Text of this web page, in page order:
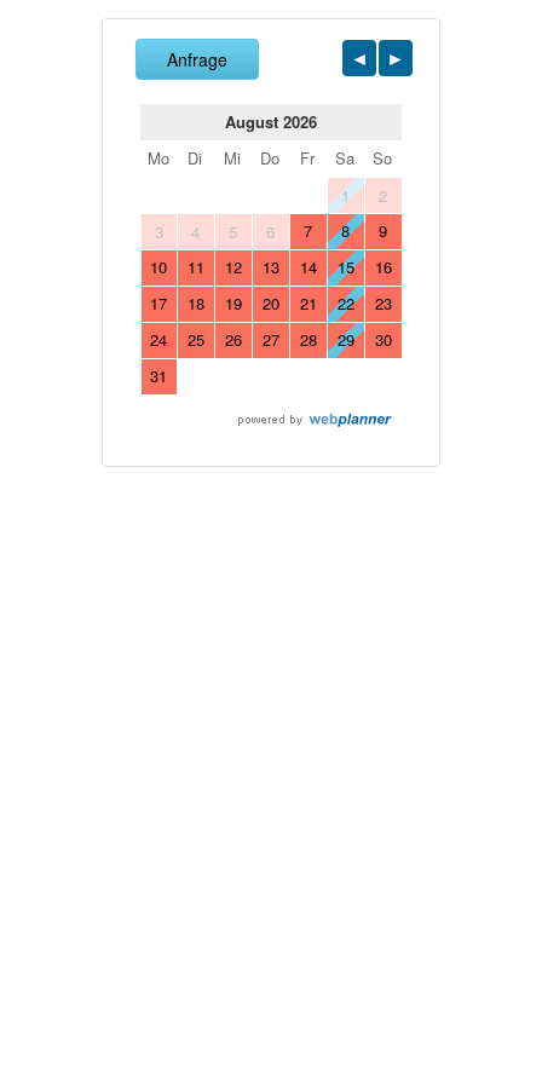
Anfrage
August 2026
Mo
Di Mi Do Fr Sa
So
1
2
3
4 5 6 7 8
9
10
11 12 13 14 15
16
17
18 19 20 21 22
23
24
25 26 27 28 29
30
31